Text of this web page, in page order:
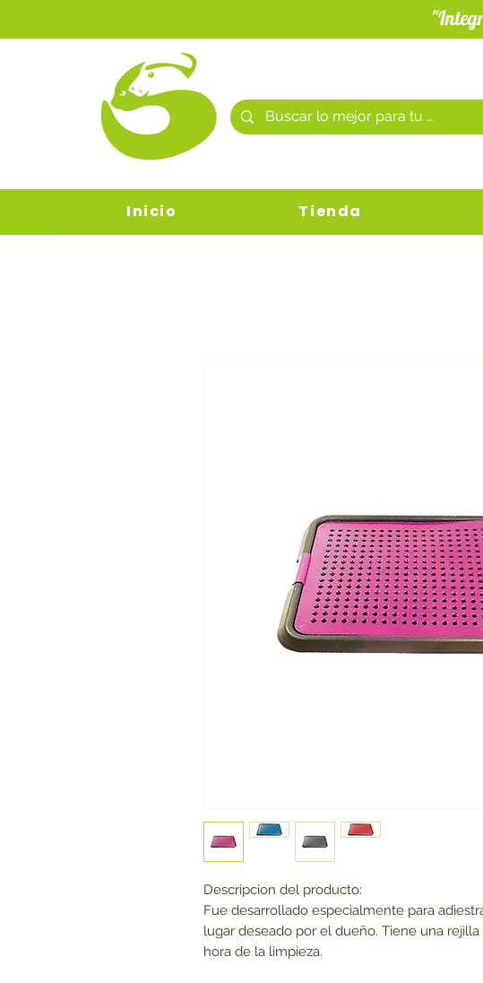
Inicio Tienda
Descripcion del producto:
Fue desarrollado especialmente para
lugar deseado por el dueño. Tiene una
hora de la limpieza.